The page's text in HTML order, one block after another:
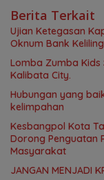
Berita Terkait
Ujian Ketegasan
Oknum Bank
Lomba Zumba Kids
Kalibata City.
Hubungan yang
kelimpahan
Kesbangpol Kota
Dorong Penguatan
Masyarakat